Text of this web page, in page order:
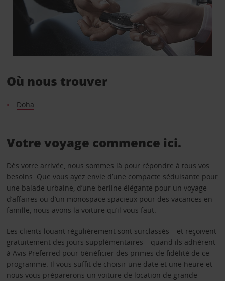
Où nous trouver
Doha
Votre voyage commence ici.
Dès votre arrivée, nous sommes là pour répondre à tous vos
besoins. Que vous ayez envie d’une compacte séduisante pour
une balade urbaine, d’une berline élégante pour un voyage
d’affaires ou d’un monospace spacieux pour des vacances en
famille, nous avons la voiture qu’il vous faut.
Les clients louant régulièrement sont surclassés – et reçoivent
gratuitement des jours supplémentaires – quand ils adhèrent
à Avis Preferred pour bénéficier des primes de fidélité de ce
programme. Il vous suffit de choisir une date et une heure et
nous vous préparerons un voiture de location de grande